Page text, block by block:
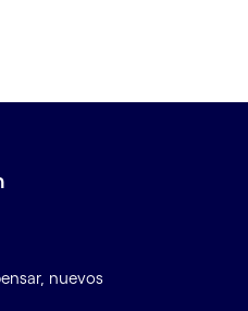
nuevos